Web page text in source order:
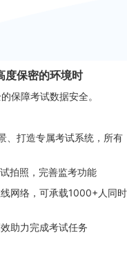
度保密的环境时
保障考试数据安全。
、打造专属考试系统，所有
拍照，完善监考功能
网络，可承载1000+人同时
助力完成考试任务